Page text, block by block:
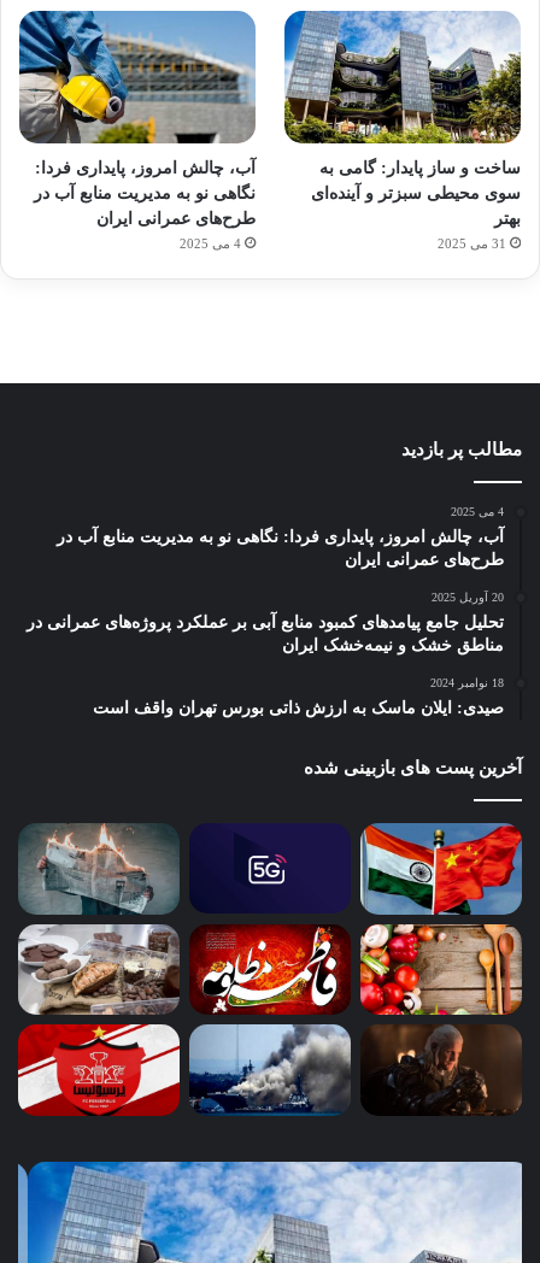
ساخت و ساز پایدار: گامی به
سوی محیطی سبزتر و آینده‌ای
بهتر
31 می 2025
آب، چالش امروز، پایداری فردا:
نگاهی نو به مدیریت منابع آب در
طرح‌های عمرانی ایران
4 می 2025
آماده
برای
کشف
توسط
ژاکت
در
ی سفر
مجازی
…
توسط
ورزش
با
ساعت
هوشمند
عکاسی
با طعم
توسط
ژاکت
در
هدفون
های
2023
توسط
ژاکت
مطالب پر بازدید
4 می 2025
آب، چالش امروز، پایداری فردا: نگاهی نو به مدیریت منابع آب در
طرح‌های عمرانی ایران
20 آوریل 2025
تحلیل جامع پیامدهای کمبود منابع آبی بر عملکرد پروژه‌های عمرانی در
مناطق خشک و نیمه‌خشک ایران
18 نوامبر 2024
صیدی: ایلان ماسک به ارزش ذاتی بورس تهران واقف است
آخرین پست های بازبینی شده